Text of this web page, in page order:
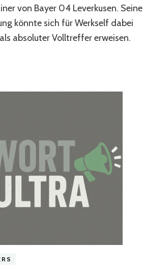
Hjulmand
richtige
Wahl
von Bayer 04 Leverkusen. Seine
könnte sich für Werkself dabei
absoluter Volltreffer erweisen.